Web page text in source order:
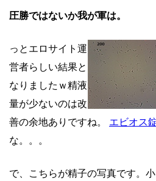
圧勝ではないか我が軍は。
っとエロサイト運
営者らしい結果と
なりましたｗ精液
量が少ないのは改
善の余地ありですね。 エビオス
な。。。
で、こちらが精子の写真です。